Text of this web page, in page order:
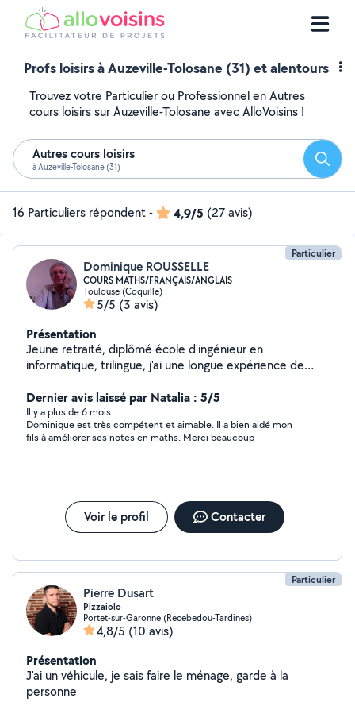
Profs loisirs à Auzeville-Tolosane (31) et alentours
Trouvez votre Particulier ou Professionnel en Autres
cours loisirs sur Auzeville-Tolosane avec AlloVoisins !
Autres cours loisirs
à Auzeville-Tolosane (31)
16 Particuliers répondent- 4,9/5 (27 avis)
Particulier
Dominique ROUSSELLE
COURS MATHS/FRANÇAIS/ANGLAIS
Toulouse (Coquille)
5/5 (3 avis)
Présentation
Jeune retraité, diplômé école d'ingénieur en
informatique, trilingue, j'ai une longue expérience de
ou privé. J'accompagne aussi bien des jeunes en
primaire/collégiens/lycéens (y compris bénéficiant d'un
AESH) pour de l'aide aux devoirs et la préparation des
examens (français, maths, physique, anglais, espagnol),
Expérience, dynamisme, bienveillance et adaptation aux
besoins spécifiques de chacun : n'hésitez pas me
Dernier avis laissé par Natalia : 5/5
Il y a plus de 6 mois
Dominique est très compétent et aimable. Il a bien aidé mon
fils à améliorer ses notes en maths. Merci beaucoup
Voir le profil Contacter
Particulier
Pierre Dusart
Pizzaiolo
Portet-sur-Garonne (Recebedou-Tardines)
4,8/5 (10 avis)
Présentation
J'ai un véhicule, je sais faire le ménage, garde à la
personne